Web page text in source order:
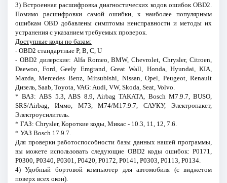
3) Встроенная расшифровка диагностических кодов ошибок OBD2.
Помимо расшифровки самой ошибки, к наиболее популярным
ошибкам OBD добавлены симптомы неисправности и методы их
устранения с указанием требуемых проверок.
Доступные коды по базам:
- OBD2 стандартные P, B, C, U
- OBD2 дилерские: Alfa Romeo, BMW, Chevrolet, Chrysler, Citroen,
Daewoo, Ford, Geely Emgrand, Great Wall, Honda, Hyundai, KIA,
Mazda, Mercedes Benz, Mitsubishi, Nissan, Opel, Peugeot, Renault
Дизель, Saab, Toyota, VAG: Audi, VW, Skoda, Seat, Volvo.
* ВАЗ: ABS 5.3, ABS 8.9, Airbag TAKATA, Bosch M7.9.7, BUSO,
SRS/Airbag, Иммо, М73, М74/М17.9.7, САУКУ, Электропакет,
Электроусилитель.
* ГАЗ: Chrysler, Короткие коды, Микас - 10.3, 11, 12, 7.6.
* УАЗ Bosch 17.9.7.
Для проверки работоспособности базы данных нашей программы,
вы можете использовать следующие OBD2 коды ошибок: P0171,
P0300, P0340, P0301, P0420, P0172, P0141, P0303, P0113, P0134.
4) Удобный бортовой компьютер для автомобиля (с виджетом
поверх всех окон).